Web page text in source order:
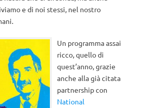
e di noi stessi, nel nostro
Un programma assai
ricco, quello di
quest’anno, grazie
anche alla già citata
partnership con
National